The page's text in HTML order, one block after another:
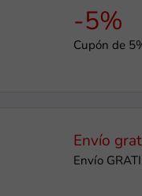
-5%
Cupón de
Envío
Envío